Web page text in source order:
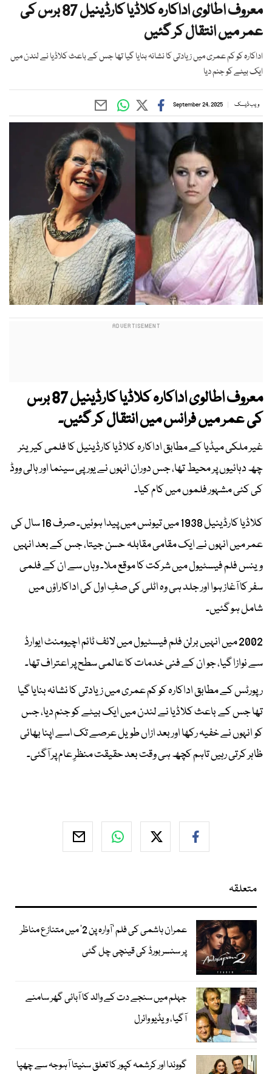
معروف اطالوی اداکارہ کلاڈیا کارڈینیل 87 برس کی
عمر میں انتقال کر گئیں
اداکارہ کو کم عمری میں زیادتی کا نشانہ بنایا گیا تھا جس کے باعث کلاڈیا نے لندن میں
ایک بیٹے کو جنم دیا
ویب ڈیسک September 24, 2025
معروف اطالوی اداکارہ کلاڈیا کارڈینیل 87 برس
کی عمر میں فرانس میں انتقال کر گئیں۔
غیر ملکی میڈیا کے مطابق اداکارہ کلاڈیا کارڈینیل کا فلمی کیریئر
چھ دہائیوں پر محیط تھا، جس دوران انہوں نے یورپی سینما اور ہالی ووڈ
کی کئی مشہور فلموں میں کام کیا۔
کلاڈیا کارڈینیل 1938 میں تیونس میں پیدا ہوئیں۔ صرف 16 سال کی
عمر میں انہوں نے ایک مقامی مقابلہ حسن جیتا، جس کے بعد انہیں
وینس فلم فیسٹیول میں شرکت کا موقع ملا۔ وہاں سے ان کے فلمی
سفر کا آغاز ہوا اور جلد ہی وہ اٹلی کی صفِ اول کی اداکاراؤں میں
شامل ہو گئیں۔
2002 میں انہیں برلن فلم فیسٹیول میں لائف ٹائم اچیومنٹ ایوارڈ
سے نوازا گیا، جو ان کے فنی خدمات کا عالمی سطح پر اعتراف تھا۔
رپورٹس کے مطابق اداکارہ کو کم عمری میں زیادتی کا نشانہ بنایا گیا
تھا جس کے باعث کلاڈیا نے لندن میں ایک بیٹے کو جنم دیا، جس
کو انہوں نے خفیہ رکھا اور بعد ازاں طویل عرصے تک اسے اپنا بھائی
ظاہر کرتی رہیں تاہم کچھ ہی وقت بعد حقیقت منظرِ عام پر آگئی۔
متعلقہ
عمران ہاشمی کی فلم ’آوارہ پن 2‘ میں متنازع مناظر
پر سنسر بورڈ کی قینچی چل گئی
جہلم میں سنجے دت کے والد کا آبائی گھر سامنے
آگیا، ویڈیو وائرل
گووندا اور کرشمہ کپور کا تعلق سنیتا آہوجہ سے چھپا